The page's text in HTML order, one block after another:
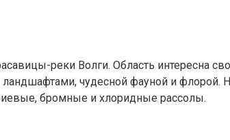
реки Волги. Область интересна
чудесной фауной и флорой.
бромные и хлоридные рассолы.